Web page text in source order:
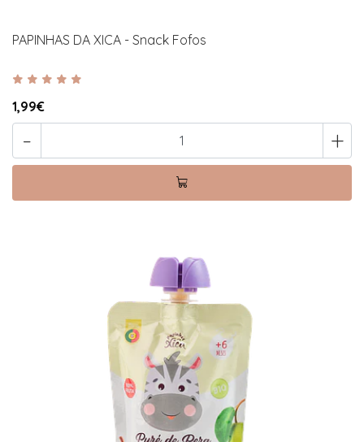
PAPINHAS DA XICA - Snack Fofos
1,99€
- +